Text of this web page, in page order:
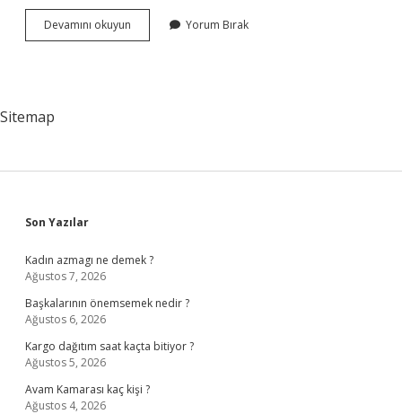
Devamını okuyun Otokratik
Sistem
Yorum Bırak
Sitemap
Sidebar
Son Yazılar
Kadın azmagı ne demek ?
Ağustos 7, 2026
Başkalarının önemsemek nedir ?
Ağustos 6, 2026
Kargo dağıtım saat kaçta bitiyor ?
Ağustos 5, 2026
Avam Kamarası kaç kişi ?
Ağustos 4, 2026